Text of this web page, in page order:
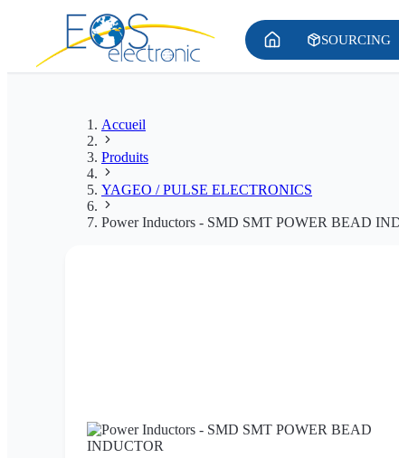
SOURCING
Accueil
Produits
YAGEO / PULSE ELECTRONICS
Power Inductors - SMD SMT POWER BEAD